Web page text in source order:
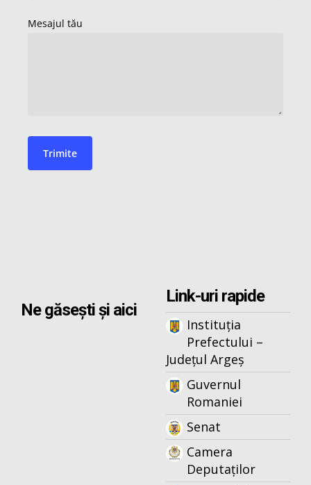
Ne găsești și aici
Link-uri rapide
Instituția
Prefectului –
Județul Argeș
Guvernul
Romaniei
Senat
Camera
Deputaților